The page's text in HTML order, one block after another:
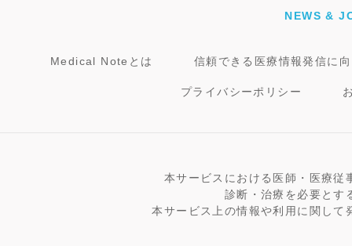
NEWS &
Medical Noteとは 信頼できる医療情報発信に
プライバシーポリシー
本サービスにおける医師・医療従
診断・治療を必要とす
本サービス上の情報や利用に関し